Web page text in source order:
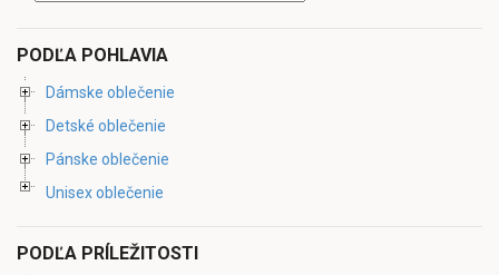
PODĽA POHLAVIA
Dámske oblečenie
Detské oblečenie
Pánske oblečenie
Unisex oblečenie
PODĽA PRÍLEŽITOSTI